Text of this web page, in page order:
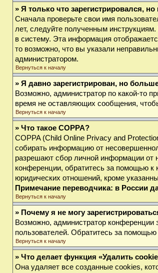
» Я только что зарегистрировался, но
Сначала проверьте свои имя
лет, следуйте полученным
в систему. Эта информация
то возможно, что вы указали
администратором.
Вернуться к началу
» Я давно зарегистрирован, но
Возможно, администратор по какой-то
время не оставляющих сообщения,
Вернуться к началу
» Что такое COPPA?
COPPA (Child Online Privacy and
собирать информацию от
разрешают сбор личной информации от
конференции, обратитесь за помощью к
юридических отношений, кроме
Примечание переводчика: в России
Вернуться к началу
» Почему я не могу
Возможно, администратор конференции
пользователей. Обратитесь за
Вернуться к началу
» Что делает функция «Удалить
Она удаляет все созданные cookies,